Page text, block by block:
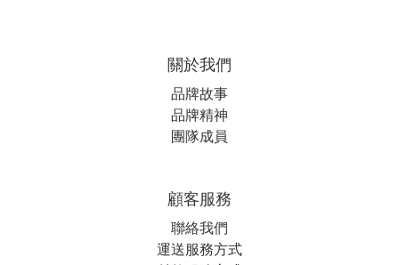
關於我們
品牌故事
品牌精神
團隊成員
顧客服務
聯絡我們
運送服務方式